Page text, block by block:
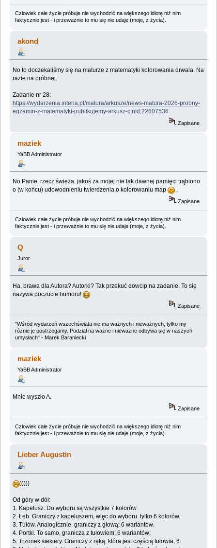
Człowiek całe życie próbuje nie wychodzić na większego idiotę niż nim
faktycznie jest - i przeważnie to mu się nie udaje (moje, z życia).
akond
No to doczekaliśmy się na maturze z matematyki kolorowania drwala. Na
razie na próbnej.
Zadanie nr 28:
https://wydarzenia.interia.pl/matura/arkusze/news-matura-2026-probny-
egzamin-z-matematyki-publikujemy-arkusz-c,nId,22607536
Zapisane
maziek
YaBB Administrator
No Panie, rzecz świeża, jakoś za mojej nie tak dawnej pamięci trąbiono
o (w końcu) udowodnieniu twierdzenia o kolorowaniu map
.
Zapisane
Człowiek całe życie próbuje nie wychodzić na większego idiotę niż nim
faktycznie jest - i przeważnie to mu się nie udaje (moje, z życia).
Q
Juror
Ha, brawa dla Autora? Autorki? Tak przekuć dowcip na zadanie. To się
nazywa poczucie humoru!
Zapisane
"Wśród wydarzeń wszechświata nie ma ważnych i nieważnych, tylko my
różnie je postrzegamy. Podział na ważne i nieważne odbywa się w naszych
umysłach" - Marek Baraniecki
maziek
YaBB Administrator
Mnie wyszło A.
Zapisane
Człowiek całe życie próbuje nie wychodzić na większego idiotę niż nim
faktycznie jest - i przeważnie to mu się nie udaje (moje, z życia).
Lieber Augustin
)))))
Od góry w dół:
1. Kapelusz. Do wyboru są wszystkie 7 kolorów.
2. Łeb. Graniczy z kapeluszem, więc do wyboru tylko 6 kolorów.
3. Tułów. Analogicznie, graniczy z głową; 6 wariantów.
4. Portki. To samo, graniczą z tułowiem; 6 wariantów;
5. Trzonek siekiery. Graniczy z ręką, która jest częścią tułowia; 6.